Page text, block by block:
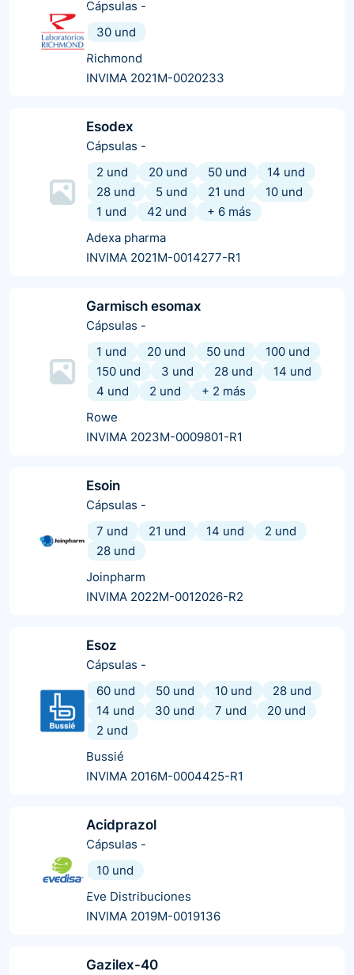
Cápsulas -
30 und
Richmond
INVIMA 2021M-0020233
Esodex
Cápsulas -
2 und
20 und 50 und
14 und
28 und
5 und 21 und
10 und
1 und
42 und + 6 más
Adexa pharma
INVIMA 2021M-0014277-R1
Garmisch esomax
Cápsulas -
1 und
20 und 50 und
100 und
150 und
3 und 28 und
14 und
4 und
2 und + 2 más
Rowe
INVIMA 2023M-0009801-R1
Esoin
Cápsulas -
7 und
21 und 14 und
2 und
28 und
Joinpharm
INVIMA 2022M-0012026-R2
Esoz
Cápsulas -
60 und
50 und 10 und
28 und
14 und
30 und 7 und
20 und
2 und
Bussié
INVIMA 2016M-0004425-R1
Acidprazol
Cápsulas -
10 und
Eve Distribuciones
INVIMA 2019M-0019136
Gazilex-40